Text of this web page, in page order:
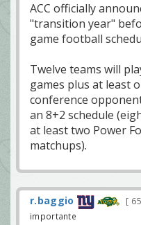
ACC officially
"transition year"
game football
Twelve teams will
games plus at least
conference
an 8+2 schedule
at least two Power
matchups).
r.baggio
importante